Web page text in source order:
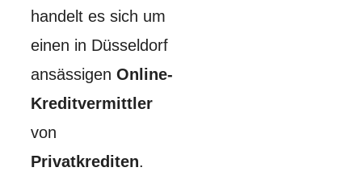
handelt es sich um
einen in Düsseldorf
ansässigen Online-
Kreditvermittler
von
Privatkrediten.